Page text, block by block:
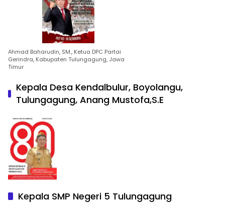
Ahmad Baharudin, SM., Ketua DPC Partai
Gerindra, Kabupaten Tulungagung, Jawa
Timur
Kepala Desa Kendalbulur, Boyolangu,
Tulungagung, Anang Mustofa,S.E
Kepala SMP Negeri 5 Tulungagung